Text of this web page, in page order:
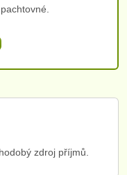
zdroj příjmů.